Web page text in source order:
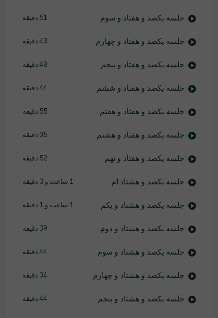
جلسه یکصد و هفتاد و سوم 51 دقیقه
جلسه یکصد و هفتاد و چهارم 43 دقیقه
جلسه یکصد و هفتاد و پنجم 48 دقیقه
جلسه یکصد و هفتاد و ششم 44 دقیقه
جلسه یکصد و هفتاد و هفتم 55 دقیقه
جلسه یکصد و هفتاد و هشتم 35 دقیقه
جلسه یکصد و هفتاد و نهم 52 دقیقه
جلسه یکصد و هشتاد ام 1 ساعت و 3 دقیقه
جلسه یکصد و هشتاد و یکم 1 ساعت و 1 دقیقه
جلسه یکصد و هشتاد و دوم 39 دقیقه
جلسه یکصد و هشتاد و سوم 44 دقیقه
جلسه یکصد و هشتاد و چهارم 34 دقیقه
جلسه یکصد و هشتاد و پنجم 44 دقیقه